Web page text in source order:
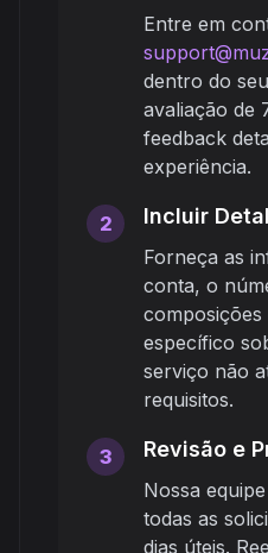
Entre em
dentro do
avaliação de
feedback
experiência.
2 Incluir
Forneça as
conta, o
específico
serviço não
requisitos.
3 Revisão e
Nossa
todas as
dias úteis.